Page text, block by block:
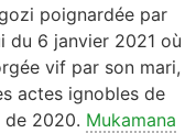
poignardée par
du 6 janvier 2021 où
vif par son mari,
actes ignobles de
de 2020. Mukamana